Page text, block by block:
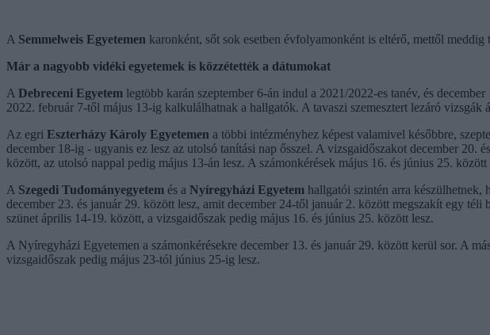
A Semmelweis Egyetemen karonként, sőt sok esetben évfolyamonként is eltérő, mettől
Már a nagyobb vidéki egyetemek is közzétették a dátumokat
A Debreceni Egyetem legtöbb karán szeptember 6-án indul a 2021/2022-es tanév, és
2022. február 7-től május 13-ig kalkulálhatnak a hallgatók. A tavaszi szemesztert lezáró vizsgák
Az egri Eszterházy Károly Egyetemen a többi intézményhez képest valamivel későbbre,
december 18-ig - ugyanis ez lesz az utolsó tanítási nap ősszel. A vizsgaidőszakot december
között, az utolsó nappal pedig május 13-án lesz. A számonkérések május 16. és június 25. között
A Szegedi Tudományegyetem és a Nyíregyházi Egyetem hallgatói szintén arra készülhetnek,
december 23. és január 29. között lesz, amit december 24-től január 2. között megszakít egy
szünet április 14-19. között, a vizsgaidőszak pedig május 16. és június 25. között lesz.
A Nyíregyházi Egyetemen a számonkérésekre december 13. és január 29. között kerül sor. A
vizsgaidőszak pedig május 23-tól június 25-ig lesz.